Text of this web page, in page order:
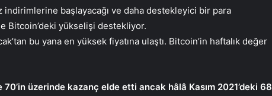
indirimlerine başlayacağı ve daha destekleyici bir para
Bitcoin’deki yükselişi destekliyor.
bu yana en yüksek fiyatına ulaştı. Bitcoin’in haftalık değer
70’in üzerinde kazanç elde etti ancak hâlâ Kasım 2021’deki 68